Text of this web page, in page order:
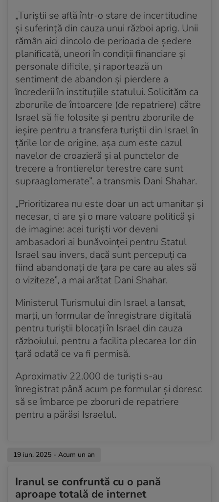
„Turiștii se află într-o stare de incertitudine
și suferință din cauza unui război aprig. Unii
rămân aici dincolo de perioada de ședere
planificată, uneori în condiții financiare și
personale dificile, și raportează un
sentiment de abandon și pierdere a
încrederii în instituțiile statului. Solicităm ca
zborurile de întoarcere (de repatriere) către
Israel să fie folosite și pentru zborurile de
ieșire pentru a transfera turiștii din Israel în
țările lor de origine, așa cum este cazul
navelor de croazieră și al punctelor de
trecere a frontierelor terestre care sunt
supraaglomerate”, a transmis Dani Shahar.
„Prioritizarea nu este doar un act umanitar și
necesar, ci are și o mare valoare politică și
de imagine: acei turiști vor deveni
ambasadori ai bunăvoinței pentru Statul
Israel sau invers, dacă sunt percepuți ca
fiind abandonați de țara pe care au ales să
o viziteze”, a mai arătat Dani Shahar.
Ministerul Turismului din Israel a lansat,
marți, un formular de înregistrare digitală
pentru turiștii blocați în Israel din cauza
războiului, pentru a facilita plecarea lor din
țară odată ce va fi permisă.
Aproximativ 22.000 de turiști s-au
înregistrat până acum pe formular și doresc
să se îmbarce pe zboruri de repatriere
pentru a părăsi Israelul.
19 iun. 2025 - Acum un an
Iranul se confruntă cu o pană
aproape totală de internet